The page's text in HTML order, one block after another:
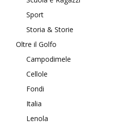
Sport
Storia & Storie
Oltre il Golfo
Campodimele
Cellole
Fondi
Italia
Lenola